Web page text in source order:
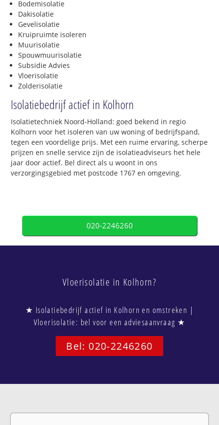
Bodemisolatie
Dakisolatie
Gevelisolatie
Kruipruimte isoleren
Muurisolatie
Spouwmuurisolatie
Subsidie Advies
Vloerisolatie
Zolderisolatie
Isolatiebedrijf actief in Kolhorn
Isolatietechniek Noord-Holland: goed bekend in regio
Kolhorn voor het isoleren van uw woning of bedrijfspand,
tegen een voordelige prijs. Met een ruime ervaring, scherpe
prijzen en snelle service zijn de isolatieadviseurs het hele
jaar door actief. Bel direct als u woont in ons
verzorgingsgebied met postcode 1767 en omgeving.
020-2246260
Vloerisolatie in Kolhorn?
★ Isolatiebedrijf actief in Kolhorn en omstreken |
Vloerisolatie: bel voor een adviesaanvraag ★
Bel: 020-2246260